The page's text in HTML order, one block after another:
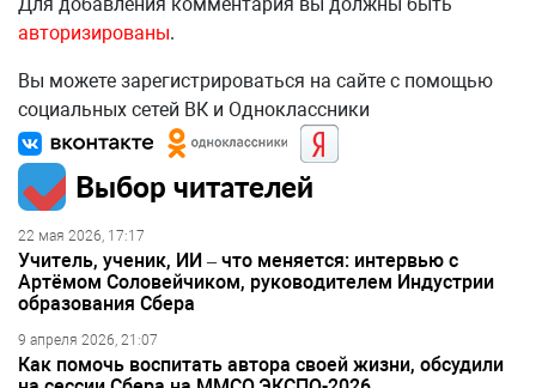
авторизированы.
Вы можете зарегистрироваться на сайте с помощью
социальных сетей ВК и Одноклассники
Выбор читателей
22 мая 2026, 17:17
Учитель, ученик, ИИ – что меняется: интервью с
Артёмом Соловейчиком, руководителем Индустрии
образования Сбера
9 апреля 2026, 21:07
Как помочь воспитать автора своей жизни, обсудили